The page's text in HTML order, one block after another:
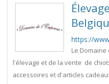
https://
Le
l'élevage et de la vente de
accessoires et d'articles